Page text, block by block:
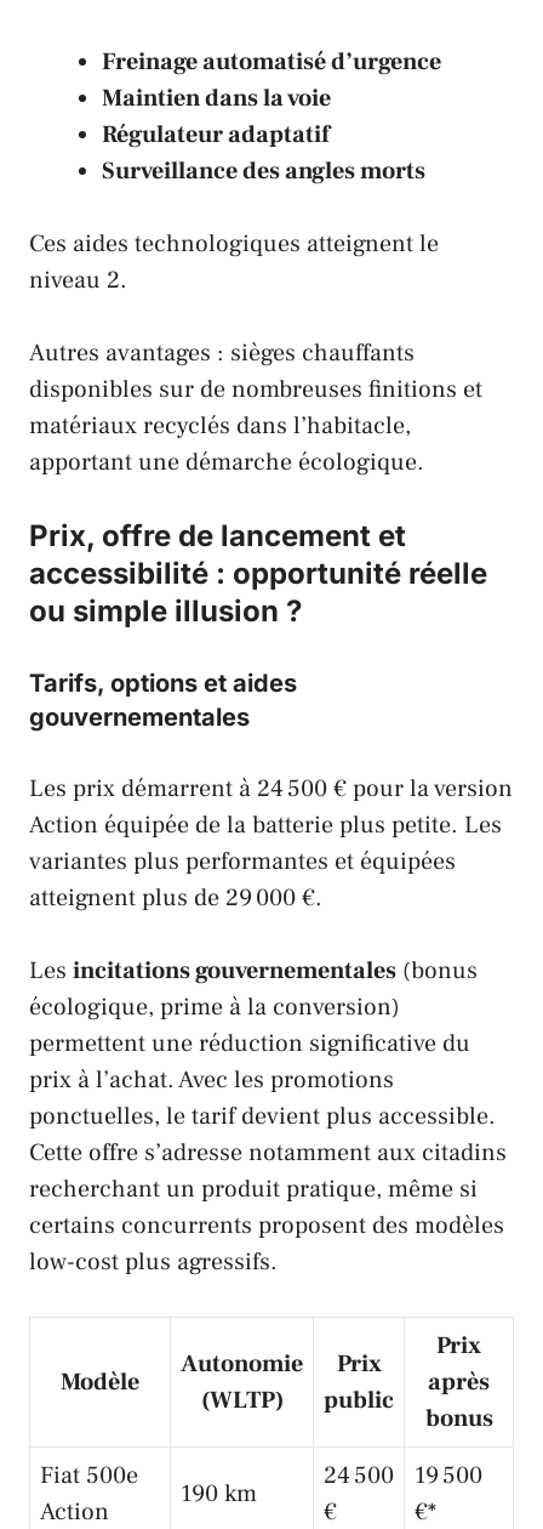
Freinage automatisé d’urgence
Maintien dans la voie
Régulateur adaptatif
Surveillance des angles morts
Ces aides technologiques atteignent le
niveau 2.
Autres avantages : sièges chauffants
disponibles sur de nombreuses finitions et
matériaux recyclés dans l’habitacle,
apportant une démarche écologique.
Prix, offre de lancement et
accessibilité : opportunité réelle
ou simple illusion ?
Tarifs, options et aides
gouvernementales
Les prix démarrent à 24 500 € pour la version
Action équipée de la batterie plus petite. Les
variantes plus performantes et équipées
atteignent plus de 29 000 €.
Les incitations gouvernementales (bonus
écologique, prime à la conversion)
permettent une réduction significative du
prix à l’achat. Avec les promotions
ponctuelles, le tarif devient plus accessible.
Cette offre s’adresse notamment aux citadins
recherchant un produit pratique, même si
certains concurrents proposent des modèles
low-cost plus agressifs.
Modèle
Autonomie
(WLTP)
Prix
public
Prix
après
bonus
Fiat 500e
Action
190 km
24 500
€
19 500
€*